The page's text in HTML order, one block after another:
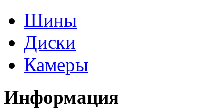
Шины
Диски
Камеры
Информация